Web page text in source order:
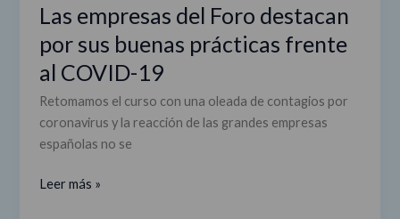
Las empresas del Foro destacan
por sus buenas prácticas frente
al COVID-19
Retomamos el curso con una oleada de contagios por
coronavirus y la reacción de las grandes empresas
españolas no se
Las
del
Foro
destacan
por
sus
prácticas
Leer más »